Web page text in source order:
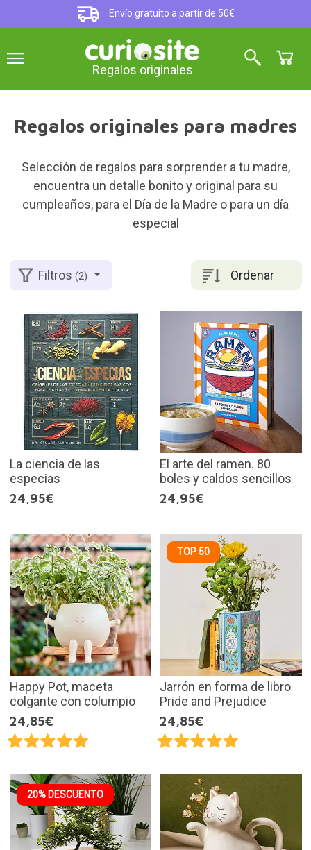
Envío gratuito a partir de 50€
Regalos originales
Regalos originales para madres
Selección de regalos para sorprender a tu madre,
encuentra un detalle bonito y original para su
cumpleaños, para el Día de la Madre o para un día
especial
Ordenar
Filtros(2)
La ciencia de las
especias
24,95€
El arte del ramen. 80
boles y caldos sencillos
24,95€
Happy Pot, maceta
colgante con columpio
24,85€
TOP 50
Jarrón en forma de libro
Pride and Prejudice
24,85€
20% DESCUENTO